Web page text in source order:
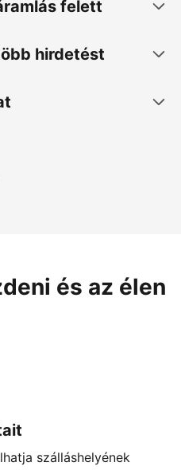
felett
hirdetést
és az élen
szálláshelyének